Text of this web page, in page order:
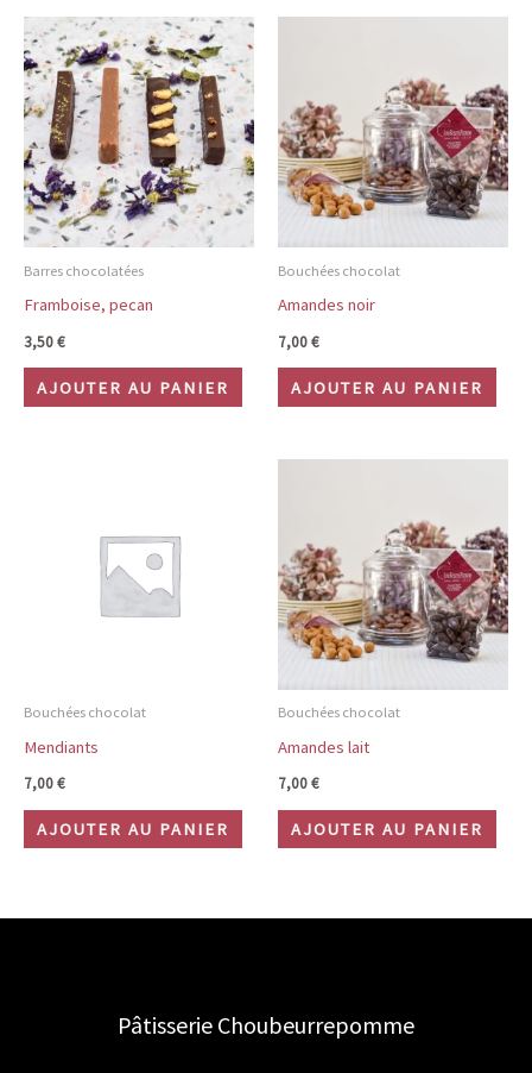
Barres chocolatées
Framboise, pecan
3,50€
AJOUTER AU PANIER
Bouchées chocolat
Amandes noir
7,00€
AJOUTER AU PANIER
Bouchées chocolat
Mendiants
7,00€
AJOUTER AU PANIER
Bouchées chocolat
Amandes lait
7,00€
AJOUTER AU PANIER
Pâtisserie Choubeurrepomme